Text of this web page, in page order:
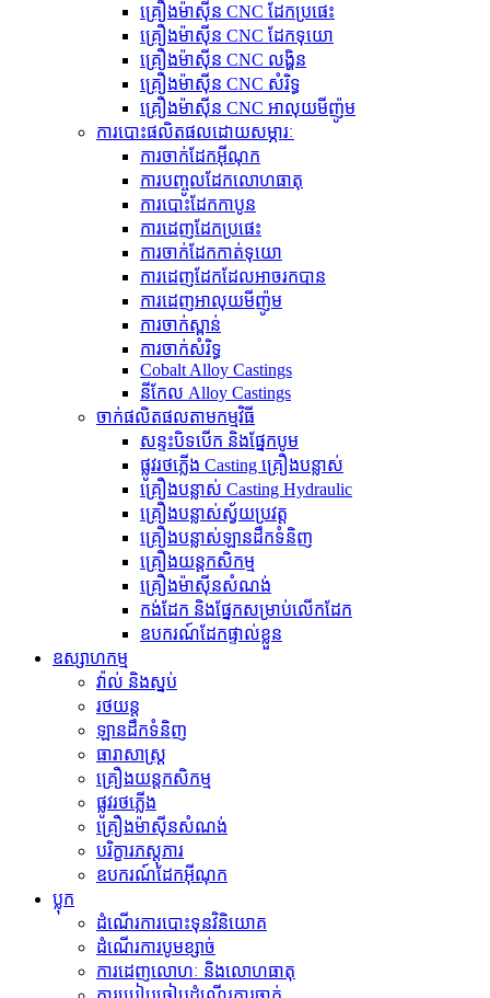
គ្រឿងម៉ាស៊ីន CNC ដែកប្រផេះ
គ្រឿងម៉ាស៊ីន CNC ដែកទុយោ
គ្រឿងម៉ាស៊ីន CNC លង្ហិន
គ្រឿងម៉ាស៊ីន CNC សំរិទ្ធ
គ្រឿងម៉ាស៊ីន CNC អាលុយមីញ៉ូម
ការបោះផលិតផលដោយសម្ភារៈ
ការចាក់ដែកអ៊ីណុក
ការបញ្ចូលដែកលោហធាតុ
ការបោះដែកកាបូន
ការ​ដេញ​ដែក​ប្រផេះ
ការ​ចាក់​ដែក​កាត់​ទុយោ
ការ​ដេញ​ដែក​ដែល​អាច​រក​បាន​
ការ​ដេញ​អាលុយ​មីញ៉ូ​ម​
ការចាក់ស្ពាន់
ការចាក់សំរិទ្ធ
Cobalt Alloy Castings
នីកែល Alloy Castings
ចាក់ផលិតផលតាមកម្មវិធី
សន្ទះបិទបើក និងផ្នែកបូម
ផ្លូវរថភ្លើង Casting គ្រឿងបន្លាស់
គ្រឿងបន្លាស់ Casting Hydraulic
គ្រឿងបន្លាស់ស្វ័យប្រវត្ត
គ្រឿងបន្លាស់ឡានដឹកទំនិញ
គ្រឿងយន្តកសិកម្ម
គ្រឿងម៉ាស៊ីនសំណង់
កង់​ដែក និង​ផ្នែក​សម្រាប់​លើក​ដែក
ឧបករណ៍ដែកផ្ទាល់ខ្លួន
ឧស្សាហកម្ម
វ៉ាល់ និងស្នប់
រថយន្ត
ឡានដឹកទំនិញ
ធារាសាស្ត្រ
គ្រឿងយន្តកសិកម្ម
ផ្លូវរថភ្លើង
គ្រឿងម៉ាស៊ីនសំណង់
បរិក្ខារភស្តុភារ
ឧបករណ៍ដែកអ៊ីណុក
ប្លុក
ដំណើរការបោះទុនវិនិយោគ
ដំណើរការបូមខ្សាច់
ការដេញលោហៈ និងលោហធាតុ